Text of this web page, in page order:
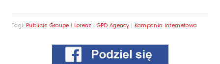
Tagi: Publicis Groupe | Lorenz | GPD Agency | Kampania internetowa